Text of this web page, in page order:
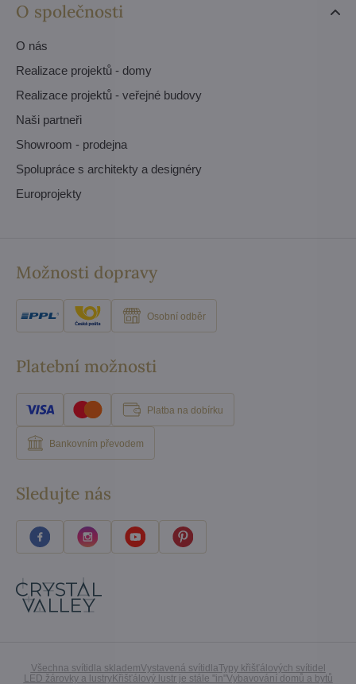
O společnosti
O nás
Realizace projektů - domy
Realizace projektů - veřejné budovy
Naši partneři
Showroom - prodejna
Spolupráce s architekty a designéry
Europrojekty
Možnosti dopravy
Osobní odběr
Platební možnosti
Platba na dobírku
Bankovním převodem
Sledujte nás
Všechna svítidla sklademVystavená svítidlaTypy křišťálových svítidel
LED žárovky a lustryKřišťálový lustr je stále "in"Vybavování domů a bytů